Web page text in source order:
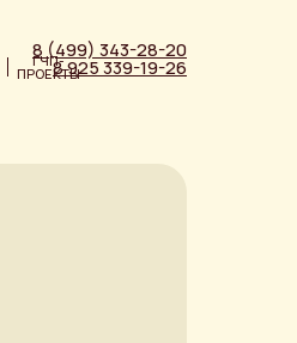
ГЧП-
ПРОЕКТЫ
8 (499) 343-28-20
8 925 339-19-26